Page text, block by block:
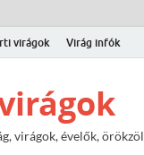
virágok Virág infók
virágok, évelők,